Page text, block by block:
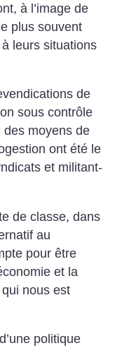
à l’image de
plus souvent
leurs situations
de
sous contrôle
des moyens de
ont été le
et militant-
de classe, dans
au
pour être
et la
nous est
politique